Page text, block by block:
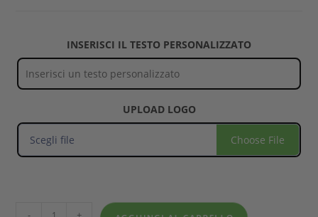
INSERISCI IL TESTO PERSONALIZZATO
UPLOAD LOGO
Scegli file Choose File